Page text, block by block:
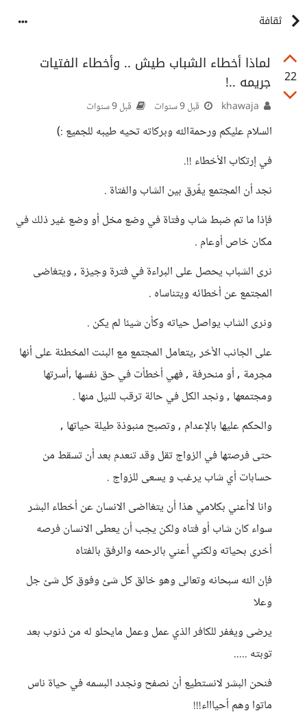
ثقافة
22
لماذا أخطاء الشباب طيش .. وأخطاء الفتيات
جريمه ..!
قبل 9 سنوات قبل 9 سنوات
السلام عليكم ورحمةالله وبركاته تحيه طيبه للجميع :)
في إرتكاب الأخطاء !!.
نجد أن المجتمع يفّرق بين الشاب والفتاة .
فإذا ما تم ضبط شاب وفتاة في وضع مخل أو وضع غير ذلك في
مكان خاص أوعام .
نرى الشباب يحصل على البراءة في فترة وجيزة , ويتغاضى
المجتمع عن أخطائه ويتناساه .
ونرى الشاب يواصل حياته وكأن شيئا لم يكن .
على الجانب الأخر ,يتعامل المجتمع مع البنت المخطئة على أنها
مجرمة , أو منحرفة , فهي أخطأت في حق نفسها ,أسرتها
ومجتمعها , ونجد الكل في حالة ترقب للنيل منها .
والحكم عليها بالإعدام , وتصبح منبوذة طيلة حياتها ,
حتى فرصتها في الزواج تقل وقد تنعدم بعد أن تسقط من
حسابات أي شاب يرغب و يسعى للزواج .
وانا لاأعني بكلامي هذا أن يتغااضى الانسان عن أخطاء البشر
سواء كان شاب أو فتاه ولكن يجب أن يعطى الانسان فرصه
أخرى بحياته ولكني أعني بالرحمه والرفق بالفتاه
فإن الله سبحانه وتعالى وهو خالق كل شئ وفوق كل شئ جل
وعلا
يرضى ويغفر للكافر الذي عمل وعمل مايحلو له من ذنوب بعد
توبته .....
فنحن البشر لانستطيع أن نصفح ونجدد البسمه في حياة ناس
ماتوا وهم أحياااء!!!